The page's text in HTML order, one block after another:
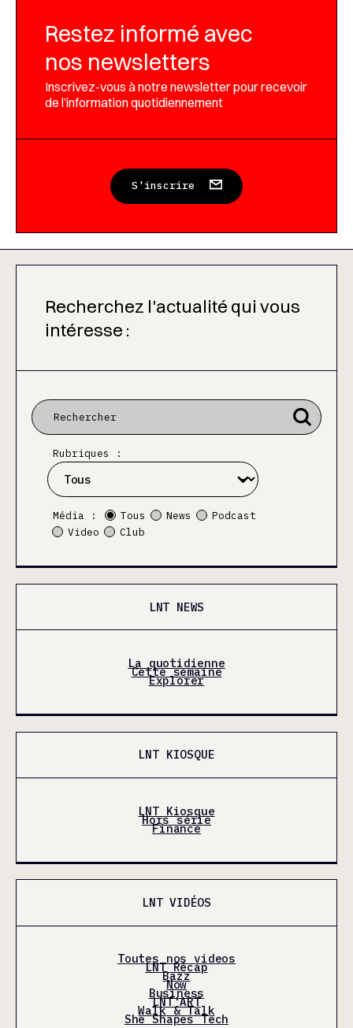
Restez informé avec
nos newsletters
Inscrivez-vous à notre newsletter pour recevoir
de l’information quotidiennement
S'inscrire
Recherchez l'actualité qui vous
intéresse :
Rubriques :
Média : Tous News
Podcast
Video
Club
LNT NEWS
La quotidienne
Cette semaine
Explorer
LNT KIOSQUE
LNT Kiosque
Hors série
Finance
LNT VIDÉOS
Toutes nos videos
LNT Récap
Bazz
Now
Business
LNT'ART
Walk & Talk
She Shapes Tech